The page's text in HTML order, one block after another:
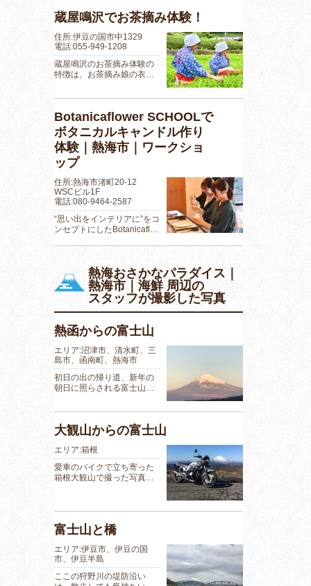
蔵屋鳴沢でお茶摘み体験！
住所:伊豆の国市中1329
電話:055-949-1208
蔵屋鳴沢のお茶摘み体験の
特徴は、お茶摘み娘の衣…
Botanicaflower SCHOOLで
ボタニカルキャンドル作り
体験｜熱海市｜ワークショ
ップ
住所:熱海市渚町20-12
WSCビル1F
電話:080-9464-2587
“思い出をインテリアに”をコ
ンセプトにしたBotanicafl…
熱海おさかなパラダイス｜
熱海市｜海鮮 周辺の
スタッフが撮影した写真
熱函からの富士山
エリア:沼津市、清水町、三
島市、函南町、熱海市
初日の出の帰り道、新年の
朝日に照らされる富士山…
大観山からの富士山
エリア:箱根
愛車のバイクで立ち寄った
箱根大観山で撮った写真…
富士山と橋
エリア:伊豆市、伊豆の国
市、伊豆半島
ここの狩野川の堤防沿い